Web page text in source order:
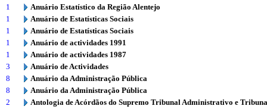
1
Anuário Estatístico da Região Alentejo
1
Anuário de Estatísticas Sociais
1
Anuário de Estatísticas Sociais
1
Anuário de actividades 1991
1
Anuário de actividades 1987
3
Anuário de Actividades
8
Anuário da Administração Pública
8
Anuário da Administração Pública
2
Antologia de Acórdãos do Supremo Tribunal Administrativo e